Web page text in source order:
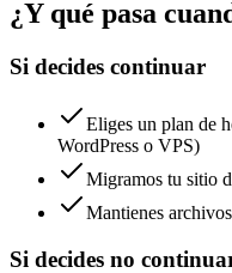
¿Y qué pasa
Si decides continuar
Eliges un plan de
WordPress o VPS)
Migramos tu sitio
Mantienes
Si decides no